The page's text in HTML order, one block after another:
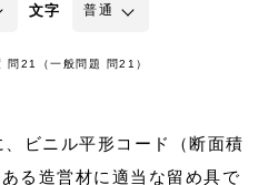
文字
問21（一般問題 問21）
ビニル平形コード（断面積
る造営材に適当な留め具で